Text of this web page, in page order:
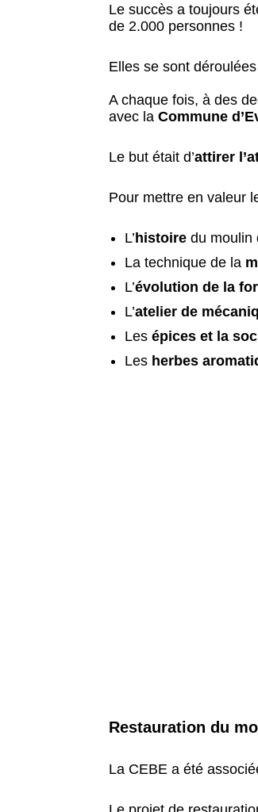
Le succès a toujours
de 2.000 personnes !
Elles se sont
A chaque fois, à des
avec la Commune
Le but était d’attirer
Pour mettre en valeur
L’histoire du moulin
La technique de la
L’évolution de la
L’atelier de
Les épices et la
Les herbes
Restauration du
La CEBE a été